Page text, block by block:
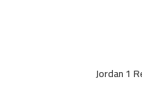
Jordan 1